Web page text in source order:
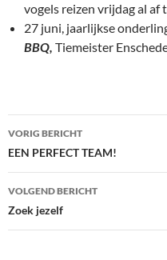
vogels reizen vrijdag al af
27 juni, jaarlijkse
BBQ, Tiemeister
Bericht
navigatie
VORIG BERICHT
EEN PERFECT TEAM!
VOLGEND BERICHT
Zoek jezelf